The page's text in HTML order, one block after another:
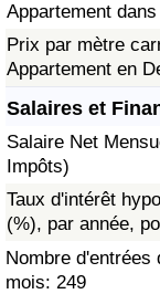
Appartement
Prix par mètre
Appartement en
Salaires et
Salaire Net
Impôts)
Taux d'intérêt
(%), par année,
Nombre d'entrées
mois: 249
Soins de santé
Indice des
Indice des
Pollution